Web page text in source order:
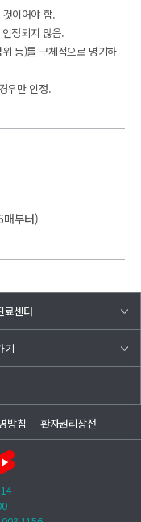
이어야 함.
정되지 않음.
등)를 구체적으로 명기하
우만 인정.
부터)
료센터
기
방침 환자권리장전